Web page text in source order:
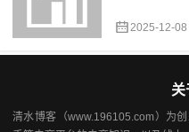
2025-12-08
关
清水博客（www.196105.com）为